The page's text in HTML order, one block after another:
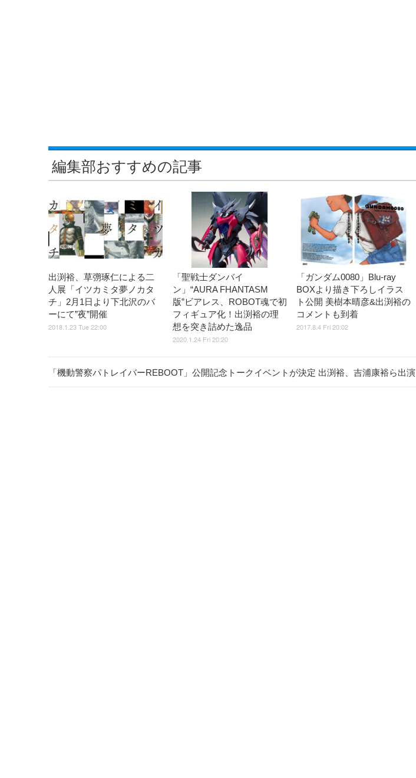
編集部おすすめの記事
出渕裕、草彅琢仁による二
人展「イツカミタ夢ノカタ
チ」2月1日より下北沢のバ
ーにて”夜”開催
2018.1.23 Tue 22:00
「聖戦士ダンバイ
ン」“AURA FHANTASM
版”ビアレス、ROBOT魂で初
フィギュア化！出渕裕の理
想を突き詰めた逸品
2020.1.24 Fri 20:20
「ガンダム0080」Blu-ray
BOXより描き下ろしイラス
ト公開 美樹本晴彦&出渕裕の
コメントも到着
2017.8.4 Fri 20:02
「機動警察パトレイバーREBOOT」公開記念トークイベントが決定 出渕裕、吉浦康裕ら出演